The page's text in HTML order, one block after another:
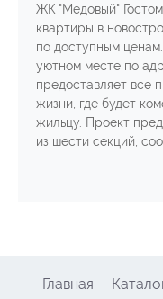
ЖК "Медовый"
квартиры в
по доступным
уютном месте по
предоставляет все
жизни, где будет
жильцу. Проект
из шести секций,
Главная